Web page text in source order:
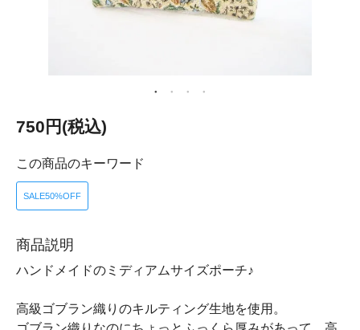
750円(税込)
この商品のキーワード
SALE50%OFF
商品説明
ハンドメイドのミディアムサイズポーチ♪
高級ゴブラン織りのキルティング生地を使用。